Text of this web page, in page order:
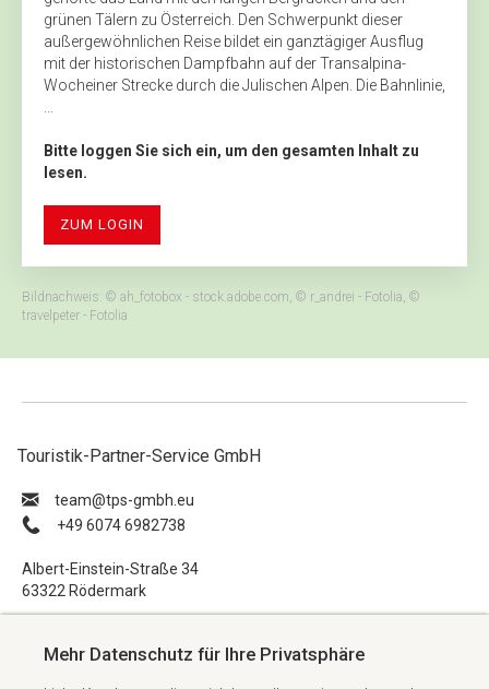
grünen Tälern zu Österreich. Den Schwerpunkt dieser
außergewöhnlichen Reise bildet ein ganztägiger Ausflug
mit der historischen Dampfbahn auf der Transalpina-
Wocheiner Strecke durch die Julischen Alpen. Die Bahnlinie,
Bitte loggen Sie sich ein, um den gesamten Inhalt zu
lesen.
ZUM LOGIN
Bildnachweis: © ah_fotobox - stock.adobe.com, © r_andrei - Fotolia, ©
travelpeter - Fotolia
Touristik-Partner-Service GmbH
ue.hbmg-spt@maet
+49 6074 6982738
Albert-Einstein-Straße 34
63322 Rödermark
Impressum
Mehr Datenschutz für Ihre Privatsphäre